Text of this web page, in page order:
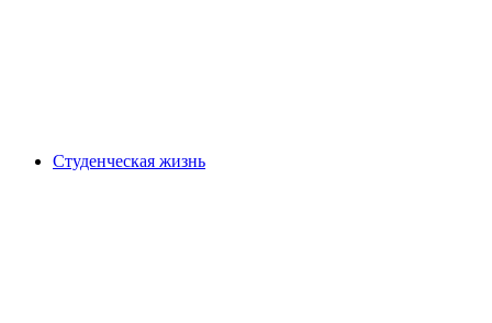
Студенческая жизнь